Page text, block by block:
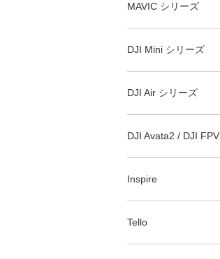
MAVIC シリーズ
DJI Mini シリーズ
DJI Air シリーズ
DJI Avata2 / DJI FPV
Inspire
Tello